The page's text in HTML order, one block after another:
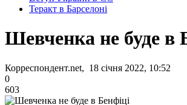
Теракт в Барселоні
Шевченка не буде в
Корреспондент.net, 18 січня 2022, 10:52
0
603